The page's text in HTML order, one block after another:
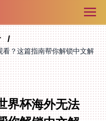
？这篇指南帮你解锁中文解
界杯海外无法
你解锁中文解